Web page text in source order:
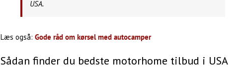
USA.
Læs også: Gode råd om kørsel med autocamper
Sådan finder du bedste motorhome tilbud i USA